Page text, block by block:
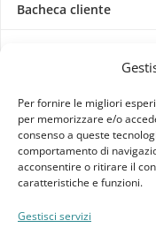
Per fornire le migliori
per memorizzare e/o
consenso a queste
comportamento di
acconsentire o ritirare il
caratteristiche e funzioni.
Gestisci servizi
Bacheca cliente
Indirizzi
Metodi di pagamento
Dettagli account